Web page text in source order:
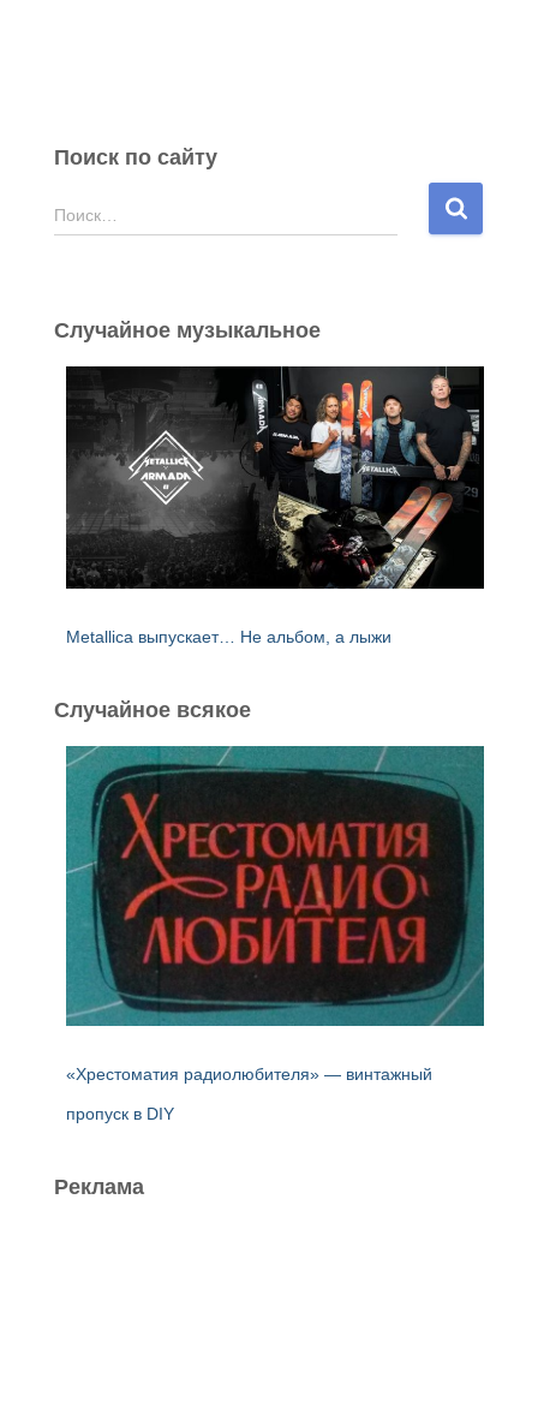
Поиск по сайту
Н
а
:
Поиск…
Случайное музыкальное
Metallica выпускает… Не альбом, а лыжи
Случайное всякое
«Хрестоматия радиолюбителя» — винтажный
пропуск в DIY
Реклама